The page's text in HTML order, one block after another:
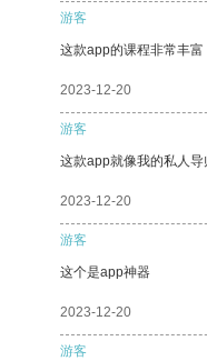
游客
这款app的课程非常丰富
2023-12-20
游客
这款app就像我的私人导
2023-12-20
游客
这个是app神器
2023-12-20
游客